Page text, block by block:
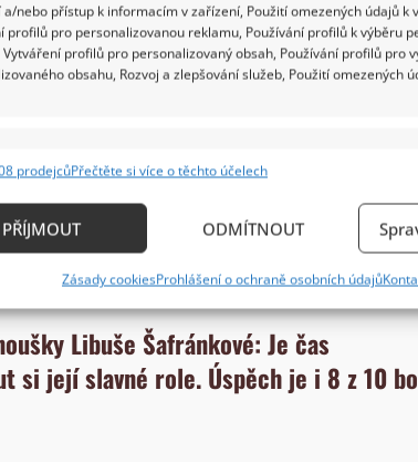
a/nebo přístup k informacím v zařízení, Použití omezených údajů k
profilů pro personalizovanou reklamu, Používání profilů k výběru
Vytváření profilů pro personalizovaný obsah, Používání profilů pro
obsahu, Rozvoj a zlepšování služeb, Použití omezených
zařízení na základě automaticky přenášených informací.
aktivně požadovaných informací.
bezpečnosti, předcházení a zjišťování podvodů a
chyb, Poskytování a zobrazování reklamy a
prodejcůPřečtěte si více o těchto účelech
PŘÍJMOUT ODMÍTNOUT
Zásady cookiesProhlášení o ochraně osobních údajů
společné sousedy, obchodní trasy,
vzorce. Proto dnes
je si překvapivě blízká.
Libuše Šafránkové: Je čas
si její slavné role. Úspěch je i 8 z 10